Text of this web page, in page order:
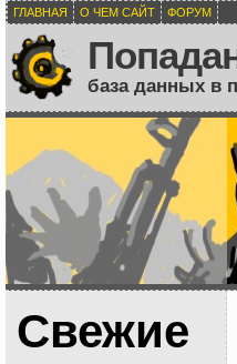
ГЛАВНАЯ О ЧЕМ САЙТ ФОРУМ
база данных в
Свежие